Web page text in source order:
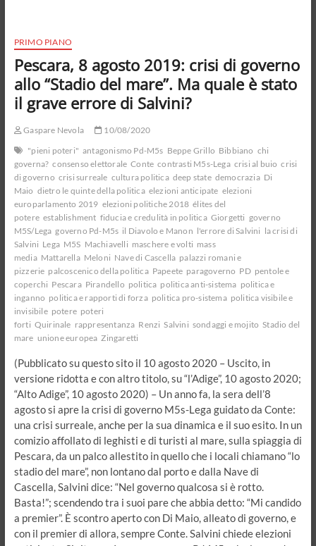
idee
PRIMO PIANO
Pescara, 8 agosto 2019: crisi di governo
allo “Stadio del mare”. Ma quale è stato
il grave errore di Salvini?
Gaspare Nevola
10/08/2020
"pieni poteri" antagonismo Pd-M5s Beppe Grillo Bibbiano chi
governa? consenso elettorale Conte contrasti M5s-Lega crisi al buio crisi
di governo crisi surreale cultura politica deep state democrazia Di
Maio dietro le quinte della politica elezioni anticipate elezioni
europarlamento 2019 elezioni politiche 2018 élites del
potere establishment fiducia e credulità in politica Giorgetti governo
M5S/Lega governo Pd-M5s il Diavolo e Manon l'errore di Salvini la crisi di
Salvini Lega M5S Machiavelli maschere e volti mass
media Mattarella Meloni Nave di Cascella palazzi romani e
pizzerie palcoscenico della politica Papeete paragoverno PD pentole e
coperchi Pescara Pirandello politica politica anti-sistema politica e
inganno politica e rapporti di forza politica pro-sistema politica visibile e
invisibile potere poteri
forti Quirinale rappresentanza Renzi Salvini sondaggi e mojito Stadio del
mare unione europea Zingaretti
(Pubblicato su questo sito il 10 agosto 2020 – Uscito, in
versione ridotta e con altro titolo, su “l’Adige”, 10 agosto 2020;
“Alto Adige”, 10 agosto 2020) – Un anno fa, la sera dell’8
agosto si apre la crisi di governo M5s-Lega guidato da Conte:
una crisi surreale, anche per la sua dinamica e il suo esito. In un
comizio affollato di leghisti e di turisti al mare, sulla spiaggia di
Pescara, da un palco allestito in quello che i locali chiamano “lo
stadio del mare”, non lontano dal porto e dalla Nave di
Cascella, Salvini dice: “Nel governo qualcosa si è rotto.
Basta!”; scendendo tra i suoi pare che abbia detto: “Mi candido
a premier”. È scontro aperto con Di Maio, alleato di governo, e
con il premier di allora, sempre Conte. Salvini chiede elezioni